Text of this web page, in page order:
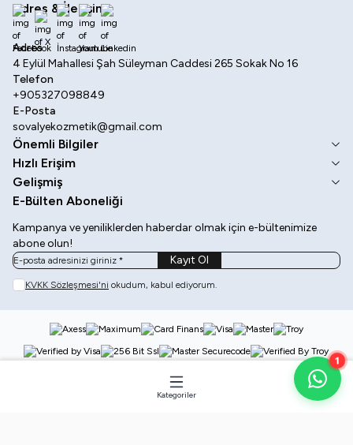
1
Adres & İletişim
Adres
4 Eylül Mahallesi Şah Süleyman Caddesi 265 Sokak No 16
Telefon
+905327098849
E-Posta
sovalyekozmetik@gmail.com
Facebook
X İnstagram
Youtube
Önemli Bilgiler
Hızlı Erişim
Gelişmiş
E-Bülten Aboneliği
Kampanya ve yeniliklerden haberdar olmak için e-bültenimize
abone olun!
Kayıt Ol
KVKK Sözleşmesi'ni okudum, kabul ediyorum.
Kategoriler